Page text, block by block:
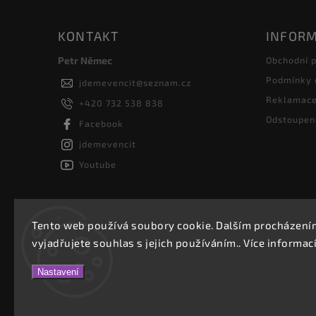
Tento web používá soubory cookie. Dalším
vyjadřujete souhlas s jejich používáním.. Více informací
Nastavení
KONTAKT
Petr Němec
jdemevencit@seznam.cz
+420 732 538 838
Facebook
jdemevencit
Youtube
Obchodní
Podmínky
Reklamace